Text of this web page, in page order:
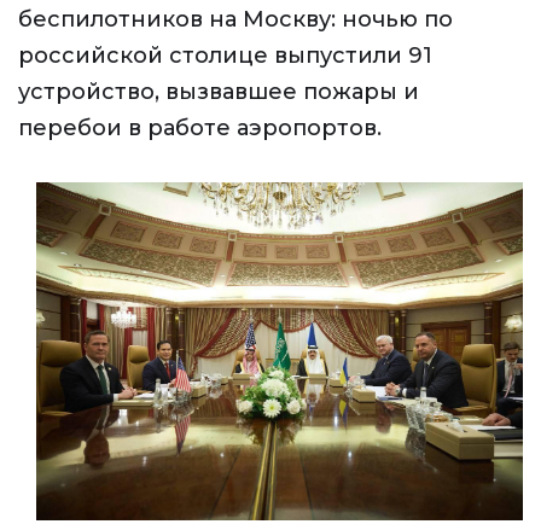
беспилотников на Москву: ночью по
российской столице выпустили 91
устройство, вызвавшее пожары и
перебои в работе аэропортов.